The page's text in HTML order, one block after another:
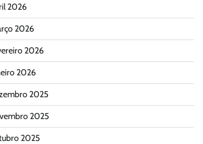
2026
2026
2026
2026
2025
2025
2025